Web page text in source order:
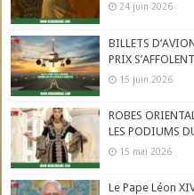
24 juin 2026
BILLETS
PRIX
15 juin 2026
ROBES
LES PODIUMS
15 mai 2026
Le Pape Léon